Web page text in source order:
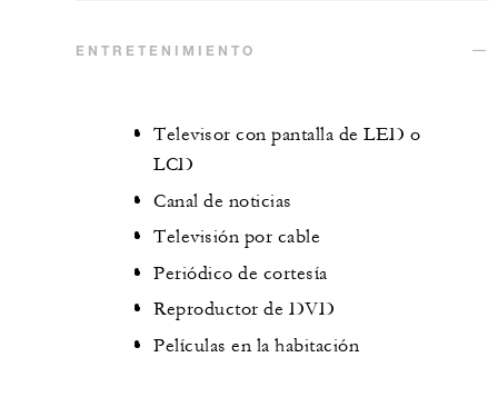
ENTRETENIMIENTO
Televisor con pantalla de LED o
LCD
Canal de noticias
Televisión por cable
Periódico de cortesía
Reproductor de DVD
Películas en la habitación